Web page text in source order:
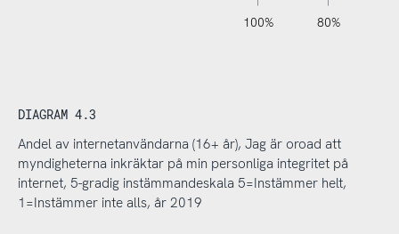
-40%
-20%100% 80%
120%
140%
DIAGRAM 4.3
Andel av internetanvändarna (16+ år), Jag är oroad att
myndigheterna inkräktar på min personliga integritet på
internet, 5-gradig instämmandeskala 5=Instämmer helt,
1=Instämmer inte alls, år 2019